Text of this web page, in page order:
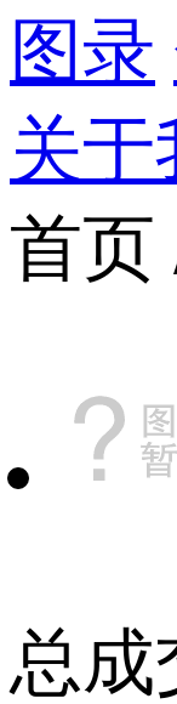
图录
关于
首页
总成